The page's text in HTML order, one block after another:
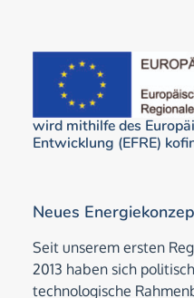
wird mithilfe des
Entwicklung (EFRE)
Neues
Seit unserem ersten
2013 haben sich
technologische